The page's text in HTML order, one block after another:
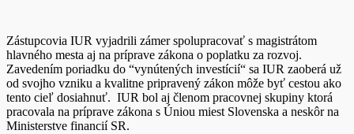
Zástupcovia IUR vyjadrili zámer spolupracovať s magistrátom
hlavného mesta aj na príprave zákona o poplatku za rozvoj.
Zavedením poriadku do “vynútených investícií“ sa IUR zaoberá už
od svojho vzniku a kvalitne pripravený zákon môže byť cestou ako
tento cieľ dosiahnuť. IUR bol aj členom pracovnej skupiny ktorá
pracovala na príprave zákona s Úniou miest Slovenska a neskôr na
Ministerstve financií SR.